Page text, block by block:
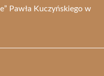
Pawła Kuczyńskiego w